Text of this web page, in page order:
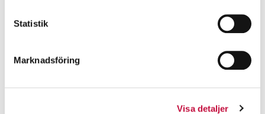
Statistik
Marknadsföring
Visa detaljer